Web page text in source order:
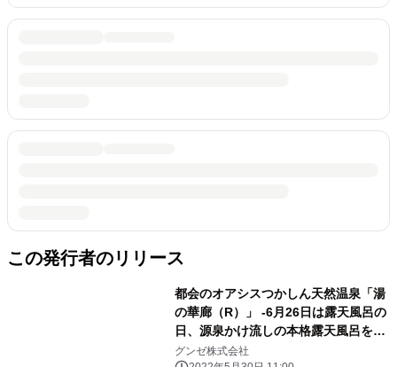
この発行者のリリース
都会のオアシスつかしん天然温泉「湯
の華廊（R）」 -6月26日は露天風呂の
日、源泉かけ流しの本格露天風呂を楽
しもう！-
グンゼ株式会社